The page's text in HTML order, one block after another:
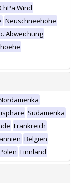
hPa Wind
Neuschneehöhe
Abweichung
Südamerika
Frankreich
Belgien
Polen Finnland